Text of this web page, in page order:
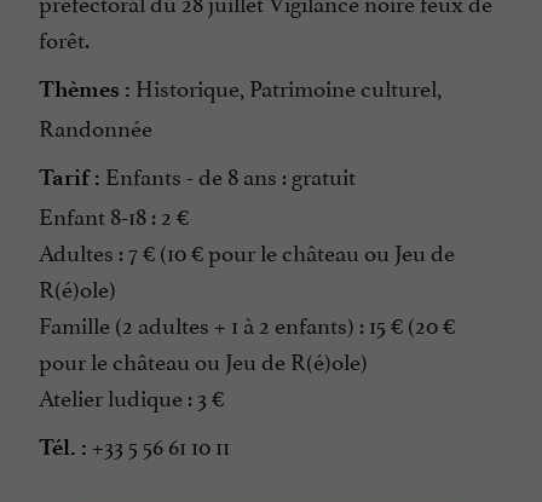
forêt.
Thèmes : Historique, Patrimoine culturel,
Randonnée
Tarif : Enfants - de 8 ans : gratuit
Enfant 8-18 : 2 €
Adultes : 7 € (10 € pour le château ou Jeu de
R(é)ole)
Famille (2 adultes + 1 à 2 enfants) : 15 € (20 €
pour le château ou Jeu de R(é)ole)
Atelier ludique : 3 €
Tél. : +33 5 56 61 10 11